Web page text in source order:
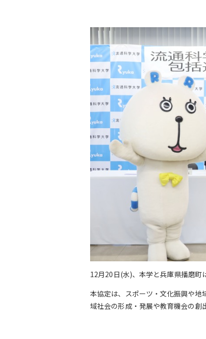
12月20日(水)、本学と兵庫県播磨町
本協定は、スポーツ・文化振興や地
域社会の形成・発展や教育機会の創